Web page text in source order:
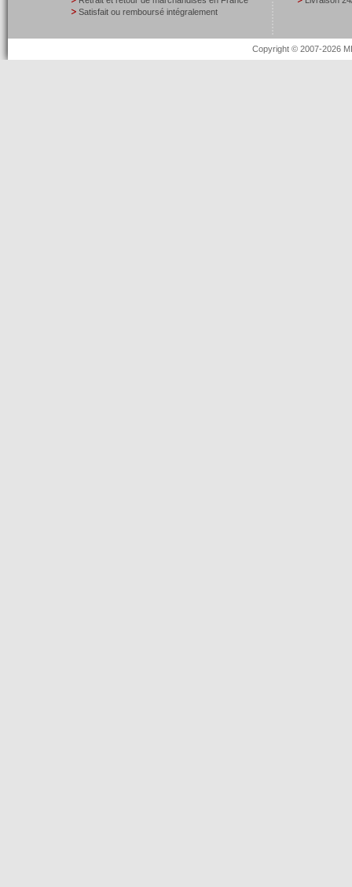
Satisfait ou remboursé intégralement
Copyright © 2007-2026